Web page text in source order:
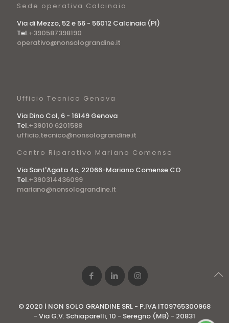
Sede operativa Calcinaia
Via di Mezzo, 52 e 56 - 56012 Calcinaia (PI)
Tel.+390587398190
operativo@nonsolograndine.it
Ufficio Tecnico Genova
Via Dino Col, 6 - 16149 Genova
Tel.+39010 6201588
ufficio.tecnico@nonsolograndine.it
Centro Riparativo Mariano Comense
Via Sant'Agata 4c, 22066-Mariano Comense CO
Tel.+390314436099
mariano@nonsolograndine.it
© 2020 | NON SOLO GRANDINE SRL - P.IVA IT09765300968
- Via G.V. Schiaparelli, 10 - Seregno (MB) - 20831